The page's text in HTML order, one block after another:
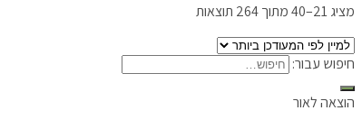
מציג 21–40 מתוך 264 תוצאות
חיפוש עבור:
הוצאה לאור